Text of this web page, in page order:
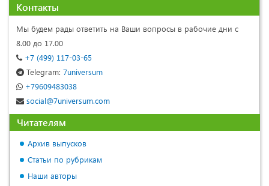
Контакты
Мы будем рады ответить на Ваши вопросы в рабочие дни с
8.00 до 17.00
+7 (499) 117-03-65
Telegram: 7universum
+79609483038
social@7universum.com
Читателям
Архив выпусков
Статьи по рубрикам
Наши авторы